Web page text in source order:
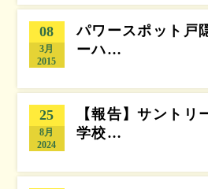
08
3月
2015
パワースポット戸
ーハ…
25
8月
2024
【報告】サントリ
学校…